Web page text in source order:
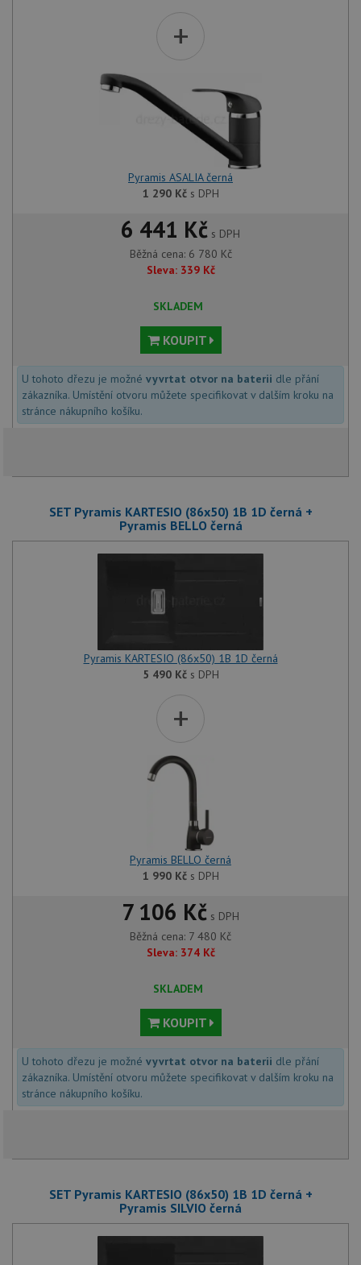
+
Pyramis ASALIA černá
1 290 Kčs DPH
6 441 Kč s DPH
Běžná cena: 6 780 Kč
Sleva: 339 Kč
SKLADEM
KOUPIT
U tohoto dřezu je možné vyvrtat otvor na baterii dle přání
zákazníka. Umístění otvoru můžete specifikovat v dalším kroku na
stránce nákupního košíku.
SET Pyramis KARTESIO (86x50) 1B 1D černá +
Pyramis BELLO černá
Pyramis KARTESIO (86x50) 1B 1D černá
5 490 Kčs DPH
+
Pyramis BELLO černá
1 990 Kčs DPH
7 106 Kč s DPH
Běžná cena: 7 480 Kč
Sleva: 374 Kč
SKLADEM
KOUPIT
U tohoto dřezu je možné vyvrtat otvor na baterii dle přání
zákazníka. Umístění otvoru můžete specifikovat v dalším kroku na
stránce nákupního košíku.
SET Pyramis KARTESIO (86x50) 1B 1D černá +
Pyramis SILVIO černá